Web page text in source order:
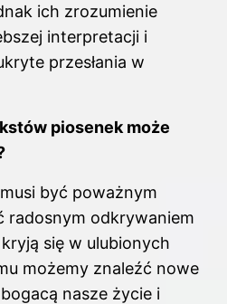
ich zrozumienie
interpretacji i
przesłania w
piosenek może
być poważnym
radosnym odkrywaniem
się w ulubionych
możemy znaleźć nowe
nasze życie i